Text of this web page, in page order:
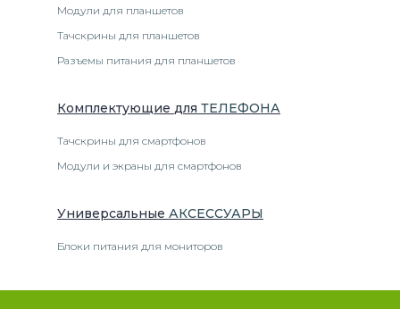
Модули для планшетов
Тачскрины для планшетов
Разъемы питания для планшетов
Комплектующие для ТЕЛЕФОНА
Тачскрины для смартфонов
Модули и экраны для смартфонов
Универсальные АКСЕССУАРЫ
Блоки питания для мониторов